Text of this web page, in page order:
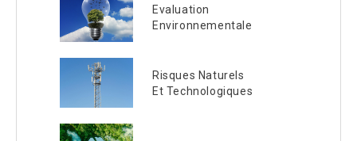
Evaluation
Environnementale
Risques Naturels
Et Technologiques